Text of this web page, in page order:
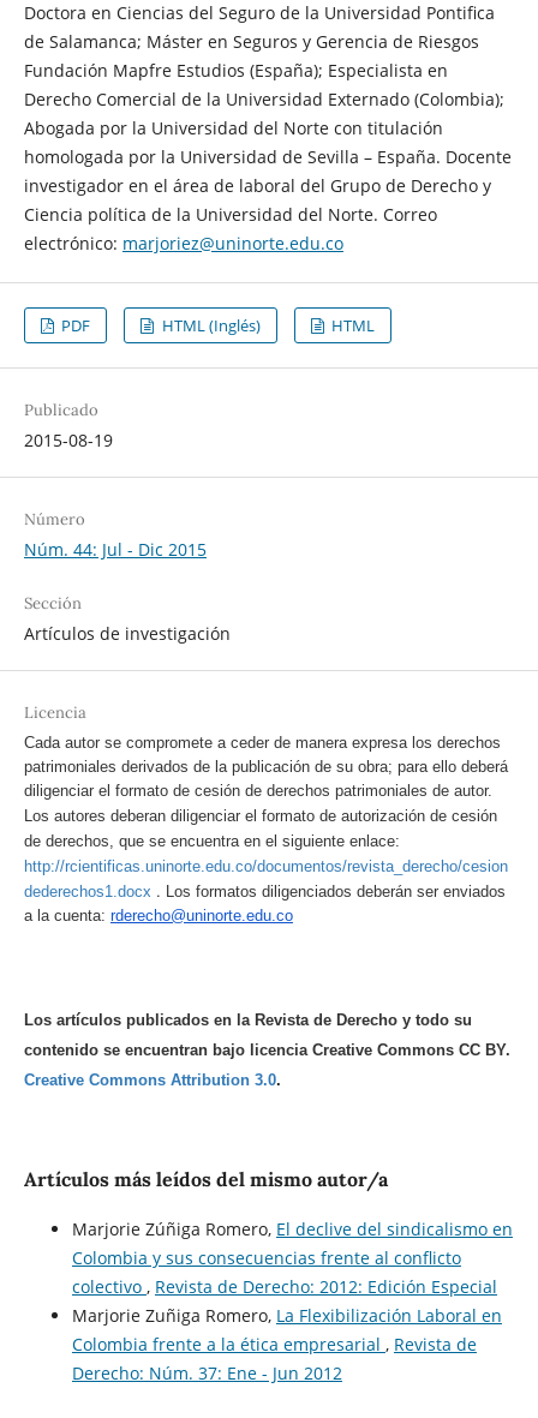
Doctora en Ciencias del Seguro de la Universidad Pontifica
de Salamanca; Máster en Seguros y Gerencia de Riesgos
Fundación Mapfre Estudios (España); Especialista en
Derecho Comercial de la Universidad Externado (Colombia);
Abogada por la Universidad del Norte con titulación
homologada por la Universidad de Sevilla – España. Docente
investigador en el área de laboral del Grupo de Derecho y
Ciencia política de la Universidad del Norte. Correo
electrónico: marjoriez@uninorte.edu.co
PDF HTML (Inglés) HTML
Publicado
2015-08-19
Número
Núm. 44: Jul - Dic 2015
Sección
Artículos de investigación
Licencia
Cada autor se compromete a ceder de manera expresa los derechos
patrimoniales derivados de la publicación de su obra; para ello deberá
diligenciar el formato de cesión de derechos patrimoniales de autor.
Los autores deberan diligenciar el formato de autorización de cesión
de derechos, que se encuentra en el siguiente enlace:
http://rcientificas.uninorte.edu.co/documentos/revista_derecho/cesion
dederechos1.docx . Los formatos diligenciados deberán ser enviados
a la cuenta: rderecho@uninorte.edu.co
Los artículos publicados en la Revista de Derecho y todo su
contenido se encuentran bajo licencia Creative Commons CC BY.
Creative Commons Attribution 3.0.
Artículos más leídos del mismo autor/a
Marjorie Zúñiga Romero, El declive del sindicalismo en
Colombia y sus consecuencias frente al conflicto
colectivo , Revista de Derecho: 2012: Edición Especial
Marjorie Zuñiga Romero, La Flexibilización Laboral en
Colombia frente a la ética empresarial , Revista de
Derecho: Núm. 37: Ene - Jun 2012